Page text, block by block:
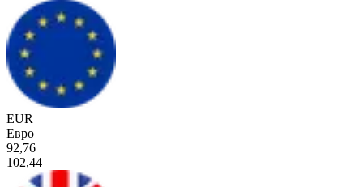
EUR
Евро
92,76
102,44